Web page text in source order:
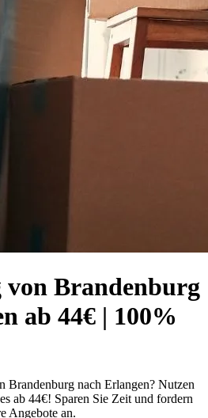
von Brandenburg
ab 44€ | 100%
Brandenburg nach Erlangen? Nutzen
ab 44€! Sparen Sie Zeit und fordern
Angebote an.